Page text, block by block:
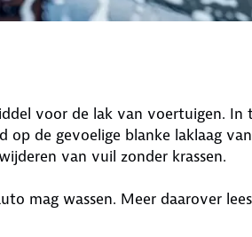
voor de lak van voertuigen.
de gevoelige blanke laklaag
van vuil zonder krassen.
mag wassen. Meer daarover